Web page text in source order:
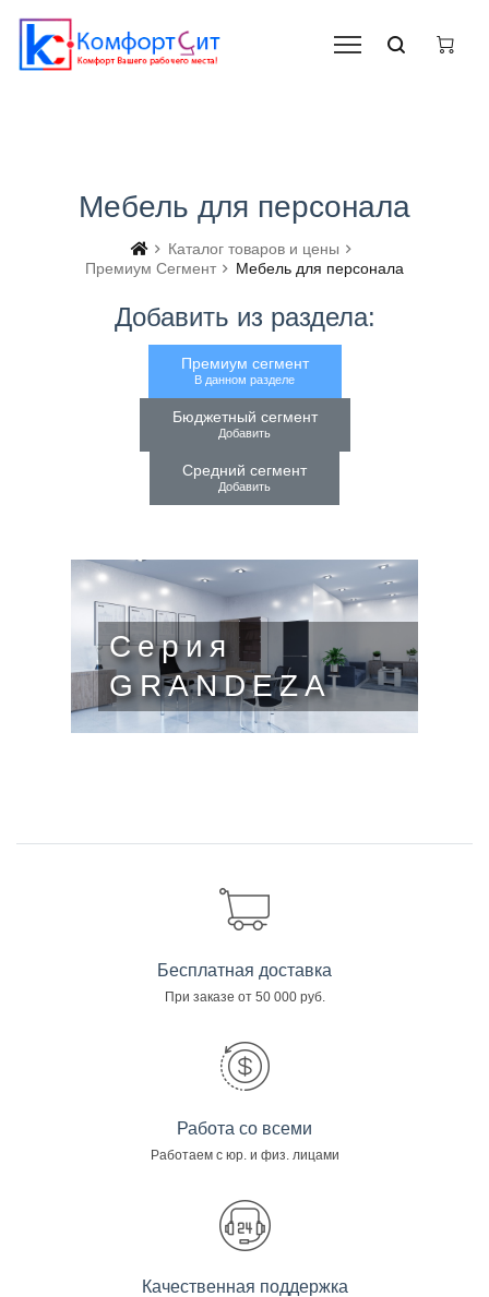
Мебель для персонала
Каталог товаров и цены
Премиум Сегмент
Мебель для персонала
Добавить из раздела:
Премиум сегмент
В данном разделе
Бюджетный сегмент
Добавить
Средний сегмент
Добавить
Серия
GRANDEZA
Бесплатная доставка
При заказе от 50 000 руб.
Работа со всеми
Работаем с юр. и физ. лицами
Качественная поддержка